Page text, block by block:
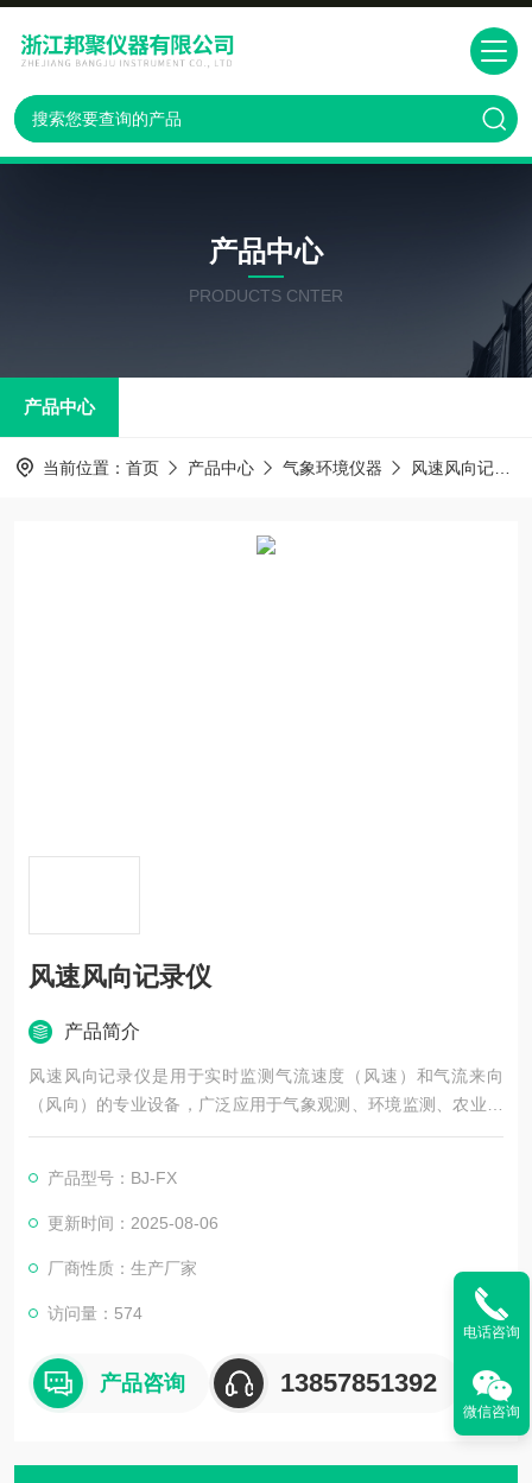
产品中心
PRODUCTS CNTER
产品中心
当前位置： 首页 产品中心 气象环境仪器 风速风向记录仪
风速风向记录仪
产品简介
风速风向记录仪是用于实时监测气流速度（风速）和气流来向
（风向）的专业设备，广泛应用于气象观测、环境监测、农业生
产、港口航运、建筑施工等场景。其功能设计围绕 “精准测量、
产品型号：BJ-FX
更新时间：2025-08-06
厂商性质：生产厂家
访问量：574
产品咨询 13857851392
电话咨询
微信咨询